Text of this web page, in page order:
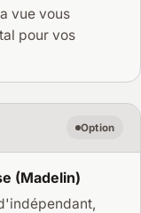
vue vous
pour vos
Option
(Madelin)